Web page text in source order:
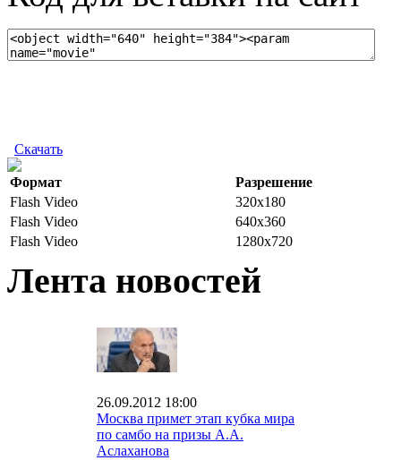
Скачать
Формат
Разрешение
Flash Video
320x180
Flash Video
640x360
Flash Video
1280x720
Лента новостей
26.09.2012 18:00
Москва примет этап кубка мира
по самбо на призы А.А.
Аслаханова